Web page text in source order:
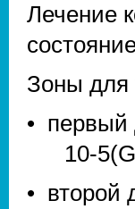
Лечение
Зоны для
• первый
10-
• второй